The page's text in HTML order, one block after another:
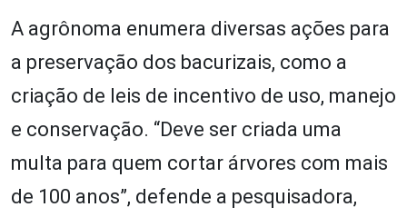
A agrônoma enumera diversas ações para
a preservação dos bacurizais, como a
criação de leis de incentivo de uso, manejo
e conservação. “Deve ser criada uma
multa para quem cortar árvores com mais
de 100 anos”, defende a pesquisadora,